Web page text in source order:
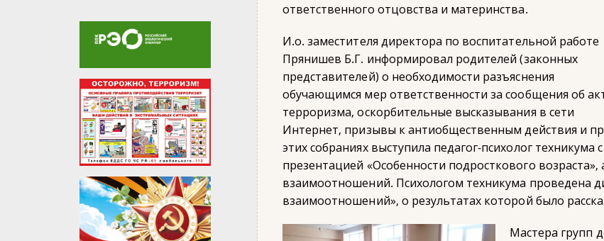
ответственного отцовства и материнства.
И.о. заместителя директора по воспитательной работе
Прянишев Б.Г. информировал родителей (законных
представителей) о необходимости разъяснения
обучающимся мер ответственности за сообщения об
терроризма, оскорбительные высказывания в сети
Интернет, призывы к антиобщественным действия и
этих собраниях выступила педагог-психолог техникума с
презентацией «Особенности подросткового
взаимоотношений. Психологом техникума проведена
взаимоотношений», о результатах которой было
Мастера групп